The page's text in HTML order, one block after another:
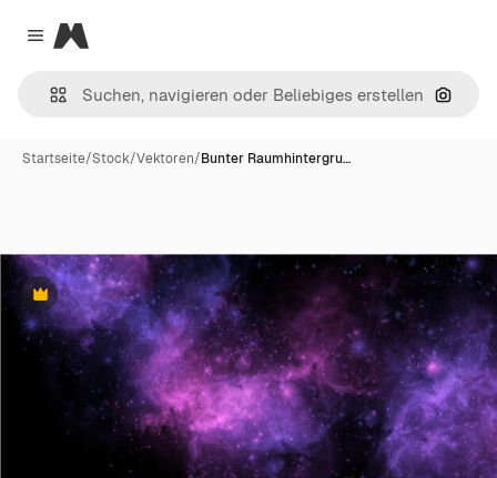
Close menu
Magnific
Nach
Startseite/Stock/Vektoren/Bunter Raumhintergru…
Premium